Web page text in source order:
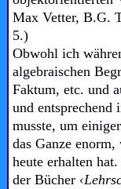
Max Vetter, B.G.
5.)
Obwohl ich
algebraischen
Faktum, etc. und
und entsprechend
musste, um
das Ganze
heute erhaltenhat.
der Bücher